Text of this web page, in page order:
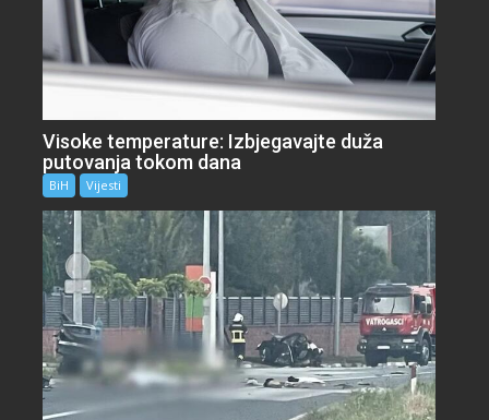
Visoke temperature: Izbjegavajte duža
putovanja tokom dana
BiH Vijesti